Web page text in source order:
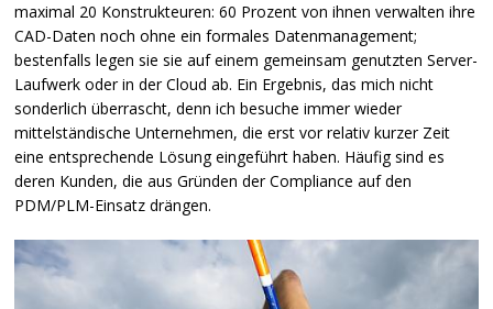
maximal 20 Konstrukteuren: 60 Prozent von ihnen verwalten ihre
CAD-Daten noch ohne ein formales Datenmanagement;
bestenfalls legen sie sie auf einem gemeinsam genutzten Server-
Laufwerk oder in der Cloud ab. Ein Ergebnis, das mich nicht
sonderlich überrascht, denn ich besuche immer wieder
mittelständische Unternehmen, die erst vor relativ kurzer Zeit
eine entsprechende Lösung eingeführt haben. Häufig sind es
deren Kunden, die aus Gründen der Compliance auf den
PDM/PLM-Einsatz drängen.